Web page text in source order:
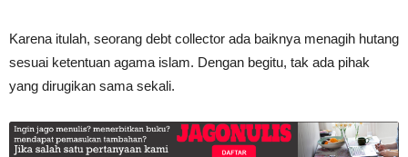
Karena itulah, seorang debt collector ada baiknya menagih hutang
sesuai ketentuan agama islam. Dengan begitu, tak ada pihak
yang dirugikan sama sekali.